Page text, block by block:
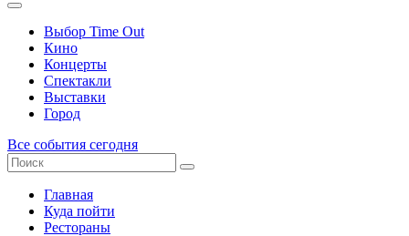
Выбор Time Out
Кино
Концерты
Спектакли
Выставки
Город
Все события сегодня
Главная
Куда пойти
Рестораны